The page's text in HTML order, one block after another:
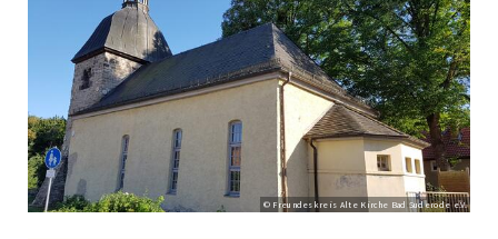
© Freundeskreis Alte Kirche Bad Suderode e.V.